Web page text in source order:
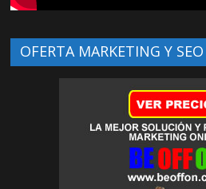
OFERTA MARKETING Y SEO